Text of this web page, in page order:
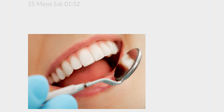
25 Mayıs Salı 01:52